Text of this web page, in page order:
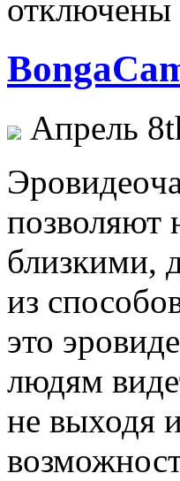
отключены
Апрель
позволяют
близкими,
из
это
людям
не выходя